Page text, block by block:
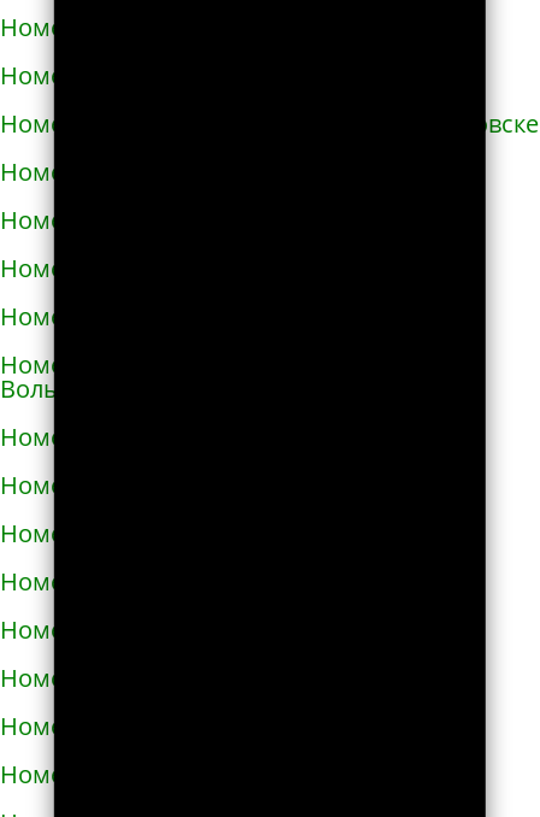
Номера телефонов такси в Василькове
Номера телефонов такси в Ватутино
Номера телефонов такси в Верхнеднепровске
Номера телефонов такси в Винниках
Номера телефонов такси в Виннице
Номера телефонов такси в Виноградове
Номера телефонов такси в Вишнёвом
Номера телефонов такси во Владимире-
Волынском
Номера телефонов такси в Вознесенске
Номера телефонов такси в Волочиске
Номера телефонов такси в Вольногорске
Номера телефонов такси в Вольнянске
Номера телефонов такси в Вышгороде
Номера телефонов такси в Гайвороне
Номера телефонов такси в Гайсине
Номера телефонов такси в Геническе